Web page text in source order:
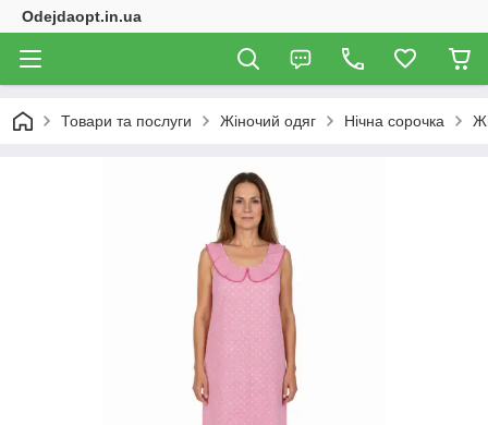
Odejdaopt.in.ua
Товари та послуги Жіночий одяг Нічна сорочка